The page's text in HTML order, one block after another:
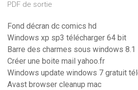
PDF de sortie
Fond décran dc comics hd
Windows xp sp3 télécharger 64 bit
Barre des charmes sous windows 8.1
Créer une boite mail yahoo.fr
Windows update windows 7 gratuit
Avast browser cleanup mac